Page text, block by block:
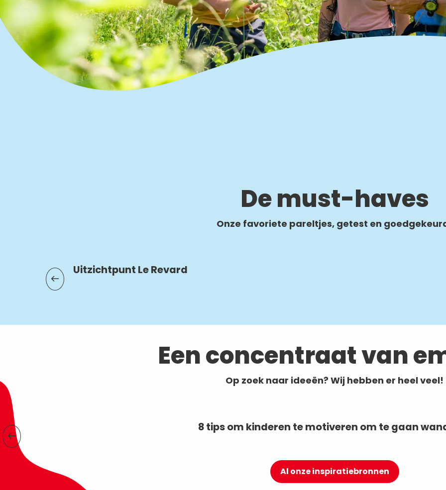
De must-haves
Onze favoriete pareltjes, getest en
Uitzichtpunt Le Revard
Een concentraat van
Op zoek naar ideeën? Wij hebben er heel veel!
8 tips om kinderen te motiveren om te gaan
Al onze inspiratiebronnen